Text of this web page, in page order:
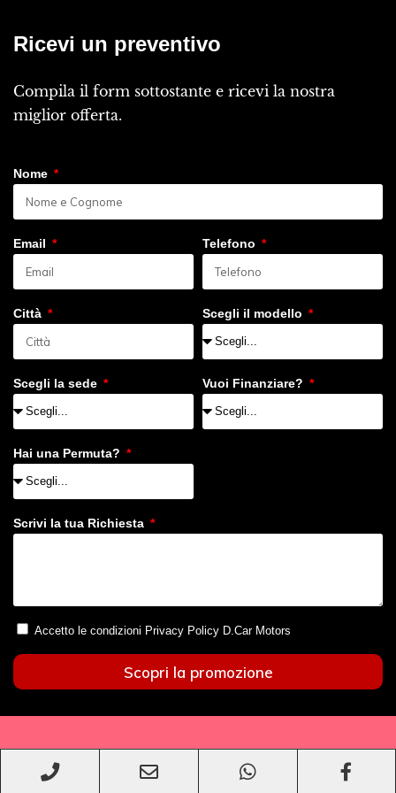
Ricevi un preventivo
Compila il form sottostante e ricevi la nostra
miglior offerta.
Nome
Email Telefono
Città Scegli il modello
Scegli la sede Vuoi Finanziare?
Hai una Permuta?
Scrivi la tua Richiesta
Accetto le condizioni Privacy Policy D.Car Motors
Scopri la promozione